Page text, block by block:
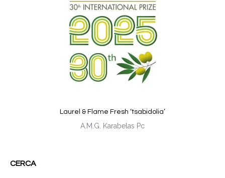
Laurel & Flame Fresh ‘tsabidolia’
A.M.G. Karabelas Pc
CERCA